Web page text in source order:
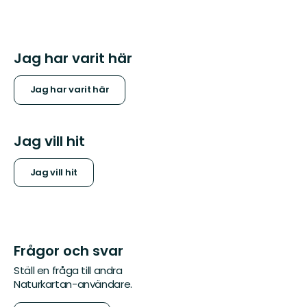
Jag har varit här
Jag har varit här
Jag vill hit
Jag vill hit
Frågor och svar
Ställ en fråga till andra
Naturkartan-användare.